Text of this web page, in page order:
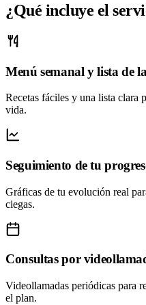
¿Qué incluye el
Menú semanal y lista de
Recetas fáciles y una lista clara
vida.
Seguimiento de tu
Gráficas de tu evolución real
ciegas.
Consultas por
Videollamadas periódicas para
el plan.